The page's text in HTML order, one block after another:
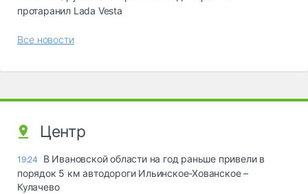
протаранил Lada Vesta
Все новости
Центр
19:24
В Ивановской области на год раньше привели в
порядок 5 км автодороги Ильинское-Хованское –
Кулачево